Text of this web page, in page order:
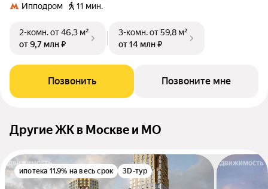
Ипподром
11 мин.
2-комн.от 46,3 м²
от 9,7 млн ₽
3-комн.от 59,8 м²
от 14 млн ₽
Позвонить Позвоните мне
Другие ЖК в Москве и МО
ипотека 11.9% на весь срок 3D-тур